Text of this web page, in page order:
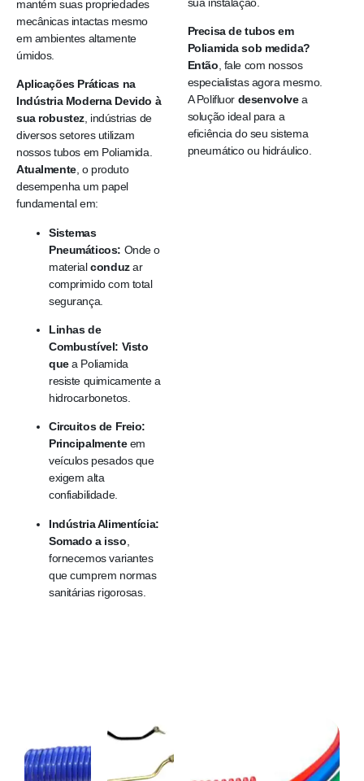
mantém suas propriedades
mecânicas intactas mesmo
em ambientes altamente
úmidos.
Aplicações Práticas na
Indústria Moderna Devido à
sua robustez, indústrias de
diversos setores utilizam
nossos tubos em Poliamida.
Atualmente, o produto
desempenha um papel
fundamental em:
Sistemas
Pneumáticos: Onde o
materialconduzar
comprimido com total
segurança.
Linhas de
Combustível: Visto
quea Poliamida
resiste quimicamente a
hidrocarbonetos.
Circuitos de Freio:
Principalmenteem
veículos pesados que
exigem alta
confiabilidade.
Indústria Alimentícia:
Somado a isso
fornecemos variantes
que cumprem normas
sanitárias rigorosas.
Precisa de tubos em
Poliamida sob medida?
Então , fale com nossos
especialistas agora mesmo.
A Polifluor desenvolvea
solução ideal para a
eficiência do seu sistema
pneumático ou hidráulico.